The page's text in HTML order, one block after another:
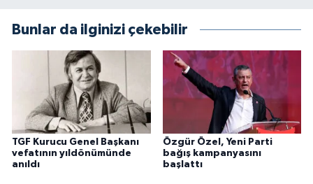
Bunlar da ilginizi çekebilir
TGF Kurucu Genel Başkanı
vefatının yıldönümünde
anıldı
Özgür Özel, Yeni Parti
bağış kampanyasını
başlattı